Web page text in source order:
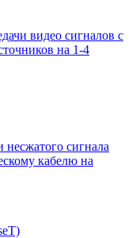
видео сигналов с
на 1-4
сигнала
кабелю на